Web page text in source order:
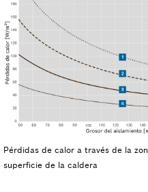
Pérdidas de calor a través de la
superficie de la caldera